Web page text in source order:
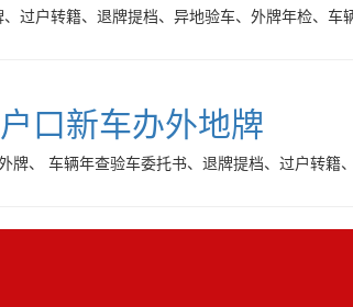
过户转籍、退牌提档、异地验车、外牌年检、
口新车办外地牌
牌、 车辆年查验车委托书、退牌提档、过户转